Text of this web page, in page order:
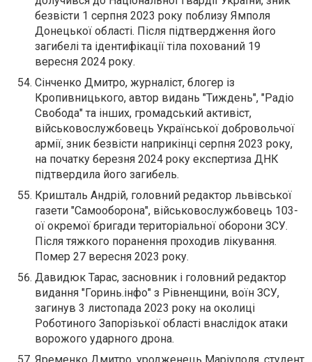
безвісти 1 серпня 2023 року поблизу Ямполя
Донецької області. Після підтвердження його
загибелі та ідентифікації тіла похований 19
вересня 2024 року.
Сінченко Дмитро, журналіст, блогер із
Кропивницького, автор видань "Тиждень", "Радіо
Свобода" та інших, громадський активіст,
військовослужбовець Української добровольчої
армії, зник безвісти наприкінці серпня 2023 року,
на початку березня 2024 року експертиза ДНК
підтвердила його загибель.
Кришталь Андрій, головний редактор львівської
газети "Самооборона", військовослужбовець 103-
ої окремої бригади територіальної оборони ЗСУ.
Після тяжкого поранення проходив лікування.
Помер 27 вересня 2023 року.
Давидюк Тарас, засновник і головний редактор
видання "Горинь.інфо" з Рівненщини, воїн ЗСУ,
загинув 3 листопада 2023 року на околиці
Роботиного Запорізької області внаслідок атаки
ворожого ударного дрона.